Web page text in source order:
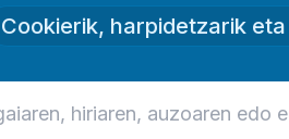
Cookierik, harpidetzarik